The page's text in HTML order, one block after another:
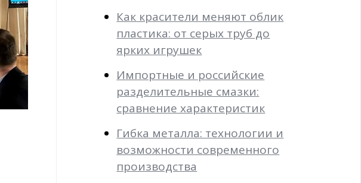
Как красители меняют облик
пластика: от серых труб до
ярких игрушек
Импортные и российские
разделительные смазки:
сравнение характеристик
Гибка металла: технологии и
возможности современного
производства